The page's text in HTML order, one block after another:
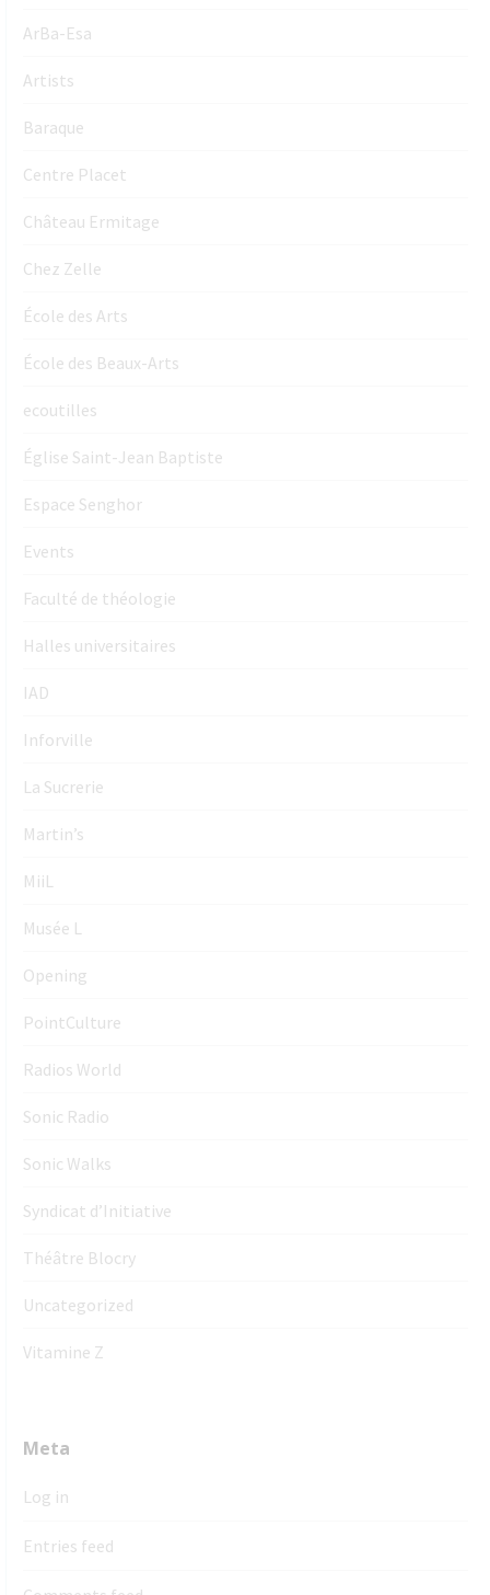
ArBa-Esa
Artists
Baraque
Centre Placet
Château Ermitage
Chez Zelle
École des Arts
École des Beaux-Arts
ecoutilles
Église Saint-Jean Baptiste
Espace Senghor
Events
Faculté de théologie
Halles universitaires
IAD
Inforville
La Sucrerie
Martin’s
MiiL
Musée L
Opening
PointCulture
Radios World
Sonic Radio
Sonic Walks
Syndicat d’Initiative
Théâtre Blocry
Uncategorized
Vitamine Z
Meta
Log in
Entries feed